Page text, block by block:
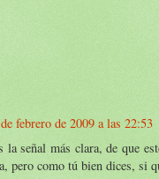
febrero de 2009 a las 22:53
la señal más clara, de que
pero como tú bien dices, si